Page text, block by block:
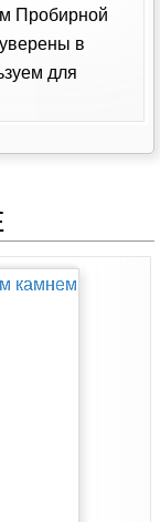
Пробирной
в
для